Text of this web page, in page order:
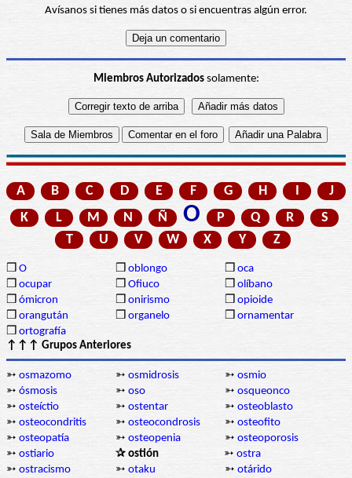
Avísanos si tienes más datos o si encuentras algún error.
Miembros Autorizadossolamente:
A B C D E F G H
J
K
L M N Ñ O P Q R
S
T
U V W X Y Z
❒ O ❒ oblongo ❒ oca
❒ ocupar ❒ Ofiuco ❒ olíbano
❒ ómicron ❒ onirismo ❒ opioide
❒ orangután ❒ organelo ❒ ornamentar
❒ ortografía
↑↑↑ Grupos Anteriores
➳ osmazomo ➳ osmidrosis ➳ osmio
➳ ósmosis ➳ oso ➳ osqueonco
➳ osteíctio ➳ ostentar ➳ osteoblasto
➳ osteocondritis ➳ osteocondrosis ➳ osteofito
➳ osteopatía ➳ osteopenia ➳ osteoporosis
➳ ostiario ✰ ostión ➳ ostra
➳ ostracismo ➳ otaku ➳ otárido